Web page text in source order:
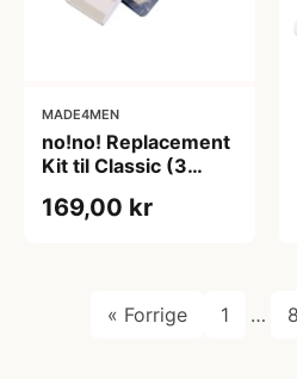
MADE4MEN
no!no! Replacement
Kit til Classic (3
Smalle Tips)
169,00 kr
« Forrige 1 …